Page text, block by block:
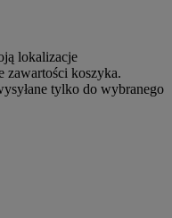
lokalizacje
zawartości koszyka.
tylko do wybranego